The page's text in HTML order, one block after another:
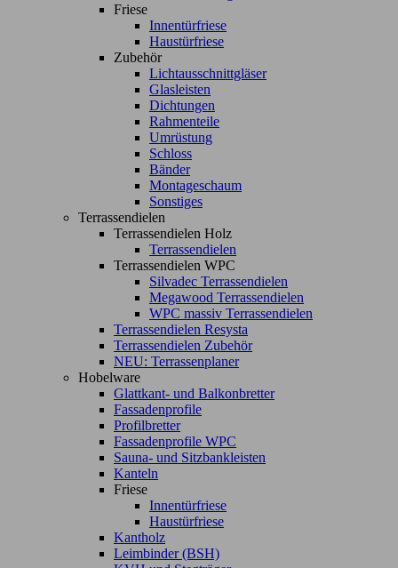
Friese
Innentürfriese
Haustürfriese
Zubehör
Lichtausschnittgläser
Glasleisten
Dichtungen
Rahmenteile
Umrüstung
Schloss
Bänder
Montageschaum
Sonstiges
Terrassendielen
Terrassendielen Holz
Terrassendielen
Terrassendielen WPC
Silvadec Terrassendielen
Megawood Terrassendielen
WPC massiv Terrassendielen
Terrassendielen Resysta
Terrassendielen Zubehör
NEU: Terrassenplaner
Hobelware
Glattkant- und Balkonbretter
Fassadenprofile
Profilbretter
Fassadenprofile WPC
Sauna- und Sitzbankleisten
Kanteln
Friese
Innentürfriese
Haustürfriese
Kantholz
Leimbinder (BSH)